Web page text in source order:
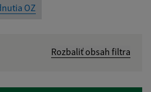
OZ
Rozbaliť obsah filtra